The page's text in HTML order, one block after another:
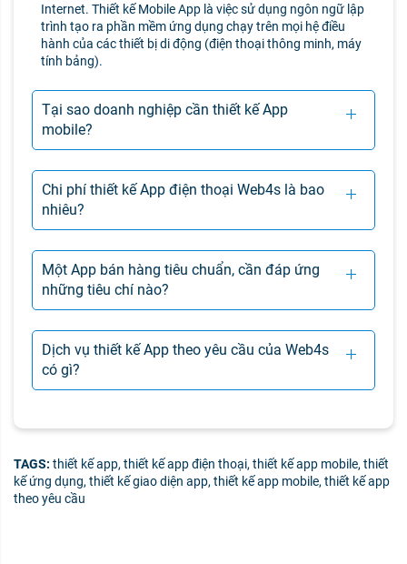
Internet. Thiết kế Mobile App là việc sử dụng ngôn ngữ lập
trình tạo ra phần mềm ứng dụng chạy trên mọi hệ điều
hành của các thiết bị di động (điện thoại thông minh, máy
tính bảng).
Tại sao doanh nghiệp cần thiết kế App
mobile?
Chi phí thiết kế App điện thoại Web4s là bao
nhiêu?
Một App bán hàng tiêu chuẩn, cần đáp ứng
những tiêu chí nào?
Dịch vụ thiết kế App theo yêu cầu của Web4s
có gì?
TAGS: thiết kế app, thiết kế app điện thoại, thiết kế app mobile, thiết
kế ứng dụng, thiết kế giao diện app, thiết kế app mobile, thiết kế app
theo yêu cầu